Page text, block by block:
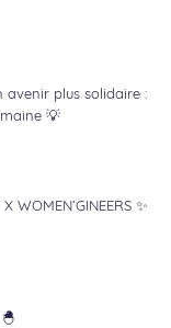
avenir plus solidaire :
💡
WOMEN’GINEERS ✨